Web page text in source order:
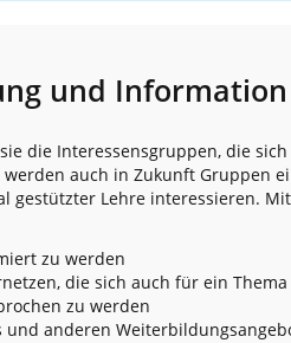
und Information
die Interessensgruppen, die
auch in Zukunft Gruppen
gestützter Lehre interessieren.
zu werden
die sich auch für ein
zu werden
und anderen